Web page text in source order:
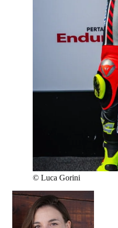
© Luca Gorini